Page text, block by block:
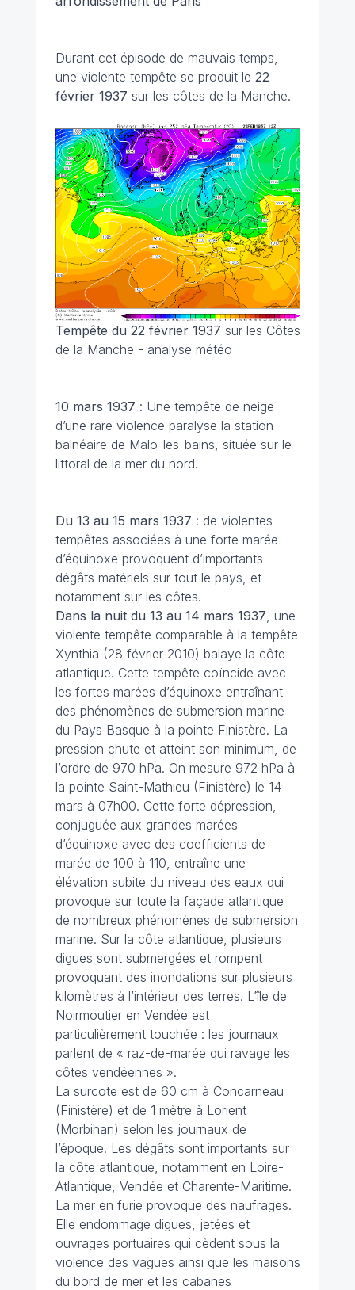
Durant cet épisode de mauvais temps,
une violente tempête se produit le 22
février 1937 sur les côtes de la Manche.
Tempête du 22 février 1937 sur les Côtes
de la Manche - analyse météo
10 mars 1937 : Une tempête de neige
d’une rare violence paralyse la station
balnéaire de Malo-les-bains, située sur le
littoral de la mer du nord.
Du 13 au 15 mars 1937 : de violentes
tempêtes associées à une forte marée
d’équinoxe provoquent d’importants
dégâts matériels sur tout le pays, et
notamment sur les côtes.
Dans la nuit du 13 au 14 mars 1937 , une
violente tempête comparable à la tempête
Xynthia (28 février 2010) balaye la côte
atlantique. Cette tempête coïncide avec
les fortes marées d’équinoxe entraînant
des phénomènes de submersion marine
du Pays Basque à la pointe Finistère. La
pression chute et atteint son minimum, de
l’ordre de 970 hPa. On mesure 972 hPa à
la pointe Saint-Mathieu (Finistère) le 14
mars à 07h00. Cette forte dépression,
conjuguée aux grandes marées
d’équinoxe avec des coefficients de
marée de 100 à 110, entraîne une
élévation subite du niveau des eaux qui
provoque sur toute la façade atlantique
de nombreux phénomènes de submersion
marine. Sur la côte atlantique, plusieurs
digues sont submergées et rompent
provoquant des inondations sur plusieurs
kilomètres à l’intérieur des terres. L’île de
Noirmoutier en Vendée est
particulièrement touchée : les journaux
parlent de « raz-de-marée qui ravage les
côtes vendéennes ».
La surcote est de 60 cm à Concarneau
(Finistère) et de 1 mètre à Lorient
(Morbihan) selon les journaux de
l’époque. Les dégâts sont importants sur
la côte atlantique, notamment en Loire-
Atlantique, Vendée et Charente-Maritime.
La mer en furie provoque des naufrages.
Elle endommage digues, jetées et
ouvrages portuaires qui cèdent sous la
violence des vagues ainsi que les maisons
du bord de mer et les cabanes